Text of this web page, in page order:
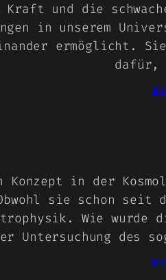
Kraft und die
in unserem
ermöglicht.
dafür,
in der
Obwohl sie schon
Wie wurde
Untersuchung des